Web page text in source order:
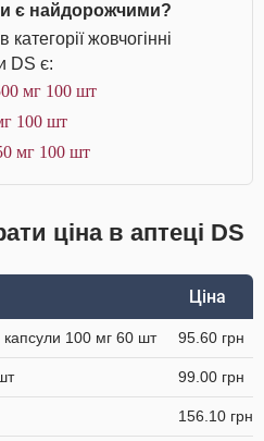
є найдорожчими?
жовчогінні
DS є:
мг 100 шт
100 шт
мг 100 шт
ціна в аптеці DS
Ціна
капсули 100 мг 60 шт 95.60 грн
99.00 грн
156.10 грн